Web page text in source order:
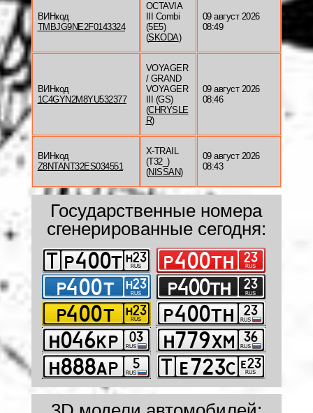
ВИНкод
TMBJG9NE2F0143324
OCTAVIA
III Combi
(5E5)
(SKODA)
09 август 2026
08:49
ВИНкод
1C4GYN2M8YU532377
VOYAGER
/ GRAND
VOYAGER
III (GS)
(CHRYSLE
R)
09 август 2026
08:46
ВИНкод
Z8NTANT32ES034551
X-TRAIL
(T32_)
(NISSAN)
09 август 2026
08:43
Государственные номера
сгенерированные сегодня: